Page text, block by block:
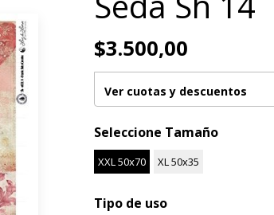
$3.500,00
Ver cuotas y descuentos
Seleccione Tamaño
XXL 50x70 XL 50x35
Tipo de uso